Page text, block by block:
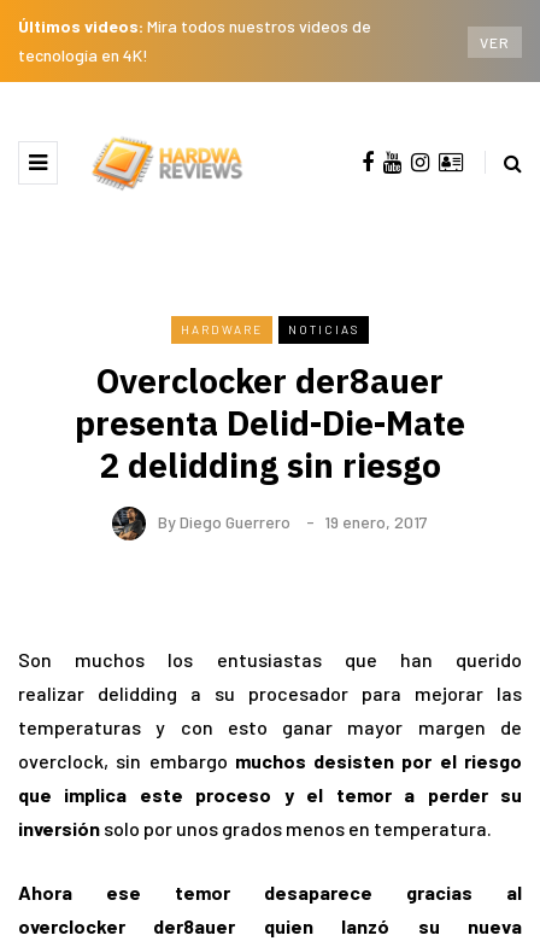
Últimos videos: Mira todos nuestros videos de
tecnología en 4K!
VER
HARDWARE NOTICIAS
Overclocker der8auer
presenta Delid-Die-Mate
2 delidding sin riesgo
ByDiego Guerrero 19 enero, 2017
Son muchos los entusiastas que han querido
realizar delidding a su procesador para mejorar las
temperaturas y con esto ganar mayor margen de
overclock, sin embargo muchos desisten por el riesgo
que implica este proceso y el temor a perder su
inversión solo por unos grados menos en temperatura.
Ahora ese temor desaparece gracias al
overclocker der8auer quien lanzó su nueva